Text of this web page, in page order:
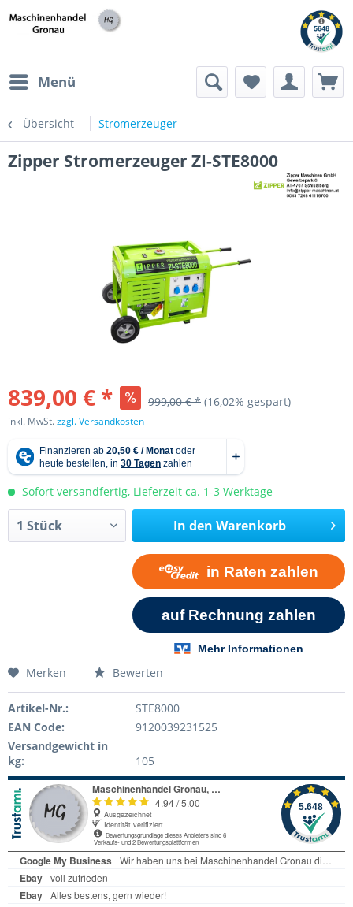
Menü
Übersicht Stromerzeuger
Zipper Stromerzeuger ZI-STE8000
839,00 € * 999,00 € * (16,02% gespart)
inkl. MwSt.zzgl. Versandkosten
Sofort versandfertig, Lieferzeit ca. 1-3 Werktage
In den Warenkorb
Merken Bewerten
Artikel-Nr.:
STE8000
EAN Code:
9120039231525
Versandgewicht in
kg:
105